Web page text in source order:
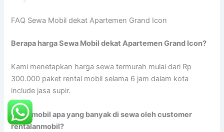
FAQ Sewa Mobil dekat Apartemen Grand Icon
Berapa harga Sewa Mobil dekat Apartemen Grand Icon?
Kami menetapkan harga sewa termurah mulai dari Rp
300.000 paket rental mobil selama 6 jam dalam kota
include jasa supir.
Jenis mobil apa yang banyak di sewa oleh customer
rentalanmobil?